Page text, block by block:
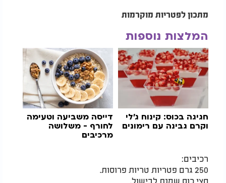
מתכון לפטריות מוקרמות
המלצות נוספות
חגיגה בכוס: קינוח ג׳לי
וקרם גבינה עם רימונים
דייסה משביעה וטעימה
לחורף - משלושה
מרכיבים
רכיבים:
250 גרם פטריות טריות פרוסות.
חצי כוס שמנת לבישול.